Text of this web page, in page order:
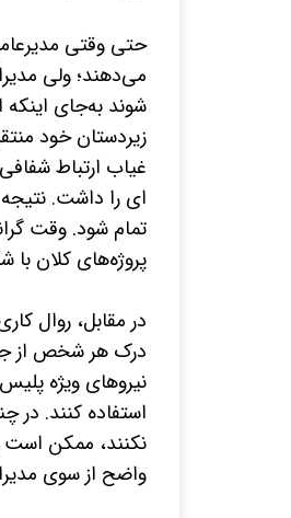
حتی وقتی
می‌­دهند؛ ولی
شوند به‌جای
زیردستان خود
غیاب ارتباط
ای را داشت.
تمام شود. وقت
پروژه‌­های کلان
در مقابل، روال
درک هر شخص از
نیروهای ویژه
استفاده کنند. در
نکنند، ممکن است
واضح از سوی